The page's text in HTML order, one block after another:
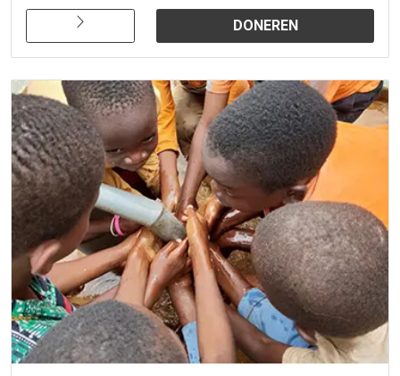
DONEREN